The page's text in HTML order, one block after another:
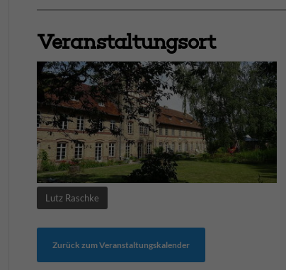
Veranstaltungsort
Lutz Raschke
Zurück zum Veranstaltungskalender